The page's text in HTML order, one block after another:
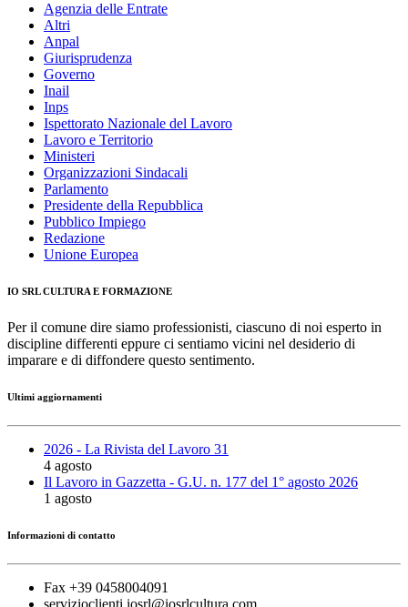
Agenzia delle Entrate
Altri
Anpal
Giurisprudenza
Governo
Inail
Inps
Ispettorato Nazionale del Lavoro
Lavoro e Territorio
Ministeri
Organizzazioni Sindacali
Parlamento
Presidente della Repubblica
Pubblico Impiego
Redazione
Unione Europea
IO SRL CULTURA E FORMAZIONE
Per il comune dire siamo professionisti, ciascuno di noi esperto in
discipline differenti eppure ci sentiamo vicini nel desiderio di
imparare e di diffondere questo sentimento.
Ultimi aggiornamenti
2026 - La Rivista del Lavoro 31
4 agosto
Il Lavoro in Gazzetta - G.U. n. 177 del 1° agosto 2026
1 agosto
Informazioni di contatto
Fax +39 0458004091
servizioclienti.iosrl@iosrlcultura.com